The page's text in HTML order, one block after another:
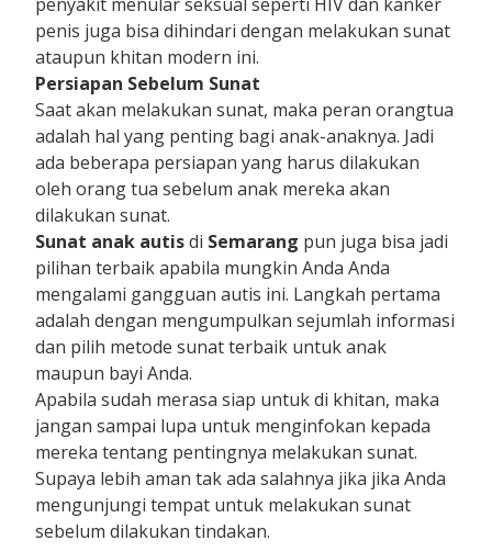
penis juga bisa dihindari dengan melakukan sunat
ataupun khitan modern ini.
Persiapan Sebelum Sunat
Saat akan melakukan sunat, maka peran orangtua
adalah hal yang penting bagi anak-anaknya. Jadi
ada beberapa persiapan yang harus dilakukan
oleh orang tua sebelum anak mereka akan
dilakukan sunat.
Sunat anak autisdi Semarang pun juga bisa jadi
pilihan terbaik apabila mungkin Anda Anda
mengalami gangguan autis ini. Langkah pertama
adalah dengan mengumpulkan sejumlah informasi
dan pilih metode sunat terbaik untuk anak
maupun bayi Anda.
Apabila sudah merasa siap untuk di khitan, maka
jangan sampai lupa untuk menginfokan kepada
mereka tentang pentingnya melakukan sunat.
Supaya lebih aman tak ada salahnya jika jika Anda
mengunjungi tempat untuk melakukan sunat
sebelum dilakukan tindakan.